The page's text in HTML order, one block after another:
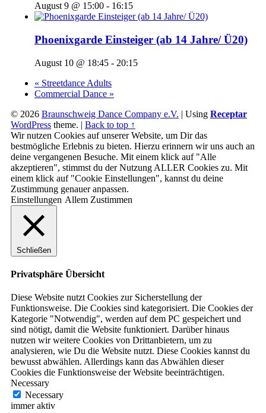
August 9 @ 15:00 - 16:15
Phoenixgarde Einsteiger (ab 14 Jahre/ Ü20)
August 10 @ 18:45 - 20:15
« Streetdance Adults
Commercial Dance »
© 2026 Braunschweig Dance Company e.V. | Using Receptar
WordPress theme. | Back to top ↑
Wir nutzen Cookies auf unserer Website, um Dir das
bestmögliche Erlebnis zu bieten. Hierzu erinnern wir uns auch an
deine vergangenen Besuche. Mit einem klick auf "Alle
akzeptieren", stimmst du der Nutzung ALLER Cookies zu. Mit
einem klick auf "Cookie Einstellungen", kannst du deine
Zustimmung genauer anpassen.
Einstellungen Allem Zustimmen
Schließen
Privatsphäre Übersicht
Diese Website nutzt Cookies zur Sicherstellung der
Funktionsweise. Die Cookies sind kategorisiert. Die Cookies der
Kategorie "Notwendig", werden auf dem PC gespeichert und
sind nötigt, damit die Website funktioniert. Darüber hinaus
nutzen wir weitere Cookies von Drittanbietern, um zu
analysieren, wie Du die Website nutzt. Diese Cookies kannst du
bewusst abwählen. Allerdings kann das Abwählen dieser
Cookies die Funktionsweise der Website beeinträchtigen.
Necessary
Necessary
immer aktiv